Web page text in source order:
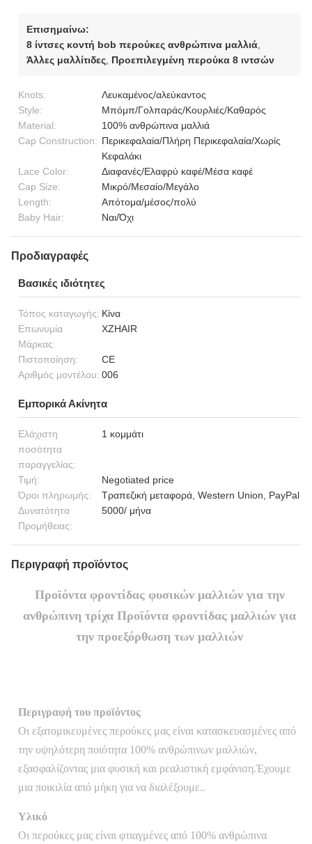
Επισημαίνω:
8 ίντσες κοντή bob περούκες ανθρώπινα μαλλιά
Άλλες μαλλίτιδες Προεπιλεγμένη περούκα 8 ιντσών
Knots:
Λευκαμένος/αλεύκαντος
Style:
Μπόμπ/Γολπαράς/Κουρλιές/Καθαρός
Material:
100% ανθρώπινα μαλλιά
Cap Construction: Περικεφαλαία/Πλήρη Περικεφαλαία/Χωρίς
Κεφαλάκι
Lace Color:
Διαφανές/Ελαφρύ καφέ/Μέσα καφέ
Cap Size:
Μικρό/Μεσαίο/Μεγάλο
Length:
Απότομα/μέσος/πολύ
Baby Hair:
Ναι/Όχι
Προδιαγραφές
Βασικές ιδιότητες
Τόπος καταγωγής: Κίνα
Επωνυμία
Μάρκας:
XZHAIR
Πιστοποίηση:
CE
Αριθμός μοντέλου: 006
Εμπορικά Ακίνητα
Ελάχιστη
ποσότητα
παραγγελίας:
1 κομμάτι
Τιμή:
Negotiated price
Όροι πληρωμής:
Τραπεζική μεταφορά, Western Union, PayPal
Δυνατότητα
Προμήθειας:
5000/ μήνα
Περιγραφή προϊόντος
Προϊόντα φροντίδας φυσικών μαλλιών για την
ανθρώπινη τρίχα Προϊόντα φροντίδας μαλλιών για
την προεξόρθωση των μαλλιών
Περιγραφή του προϊόντος
Οι εξατομικευμένες περούκες μας είναι κατασκευασμένες από
την υψηλότερη ποιότητα 100% ανθρώπινων μαλλιών,
εξασφαλίζοντας μια φυσική και ρεαλιστική εμφάνιση.Έχουμε
μια ποικιλία από μήκη για να διαλέξουμε..
Υλικό
Οι περούκες μας είναι φτιαγμένες από 100% ανθρώπινα